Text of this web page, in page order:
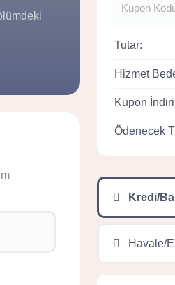
Tutar:
Hizmet
Kupon
Ödenecek
Kredi/
Havale/